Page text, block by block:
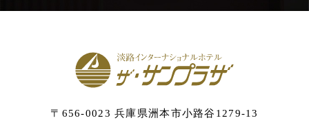
〒656-0023 兵庫県洲本市小路谷1279-13